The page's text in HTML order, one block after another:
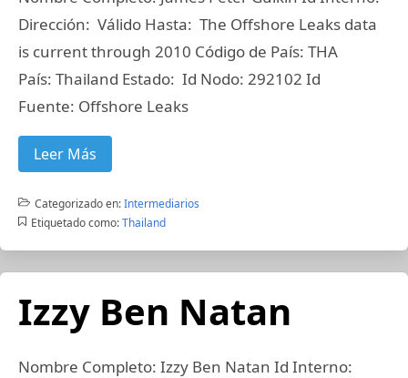
Dirección: Válido Hasta: The Offshore Leaks data
is current through 2010 Código de País: THA
País: Thailand Estado: Id Nodo: 292102 Id
Fuente: Offshore Leaks
Leer Más
Categorizado en:Intermediarios
Etiquetado como: Thailand
Izzy Ben Natan
Nombre Completo: Izzy Ben Natan Id Interno: